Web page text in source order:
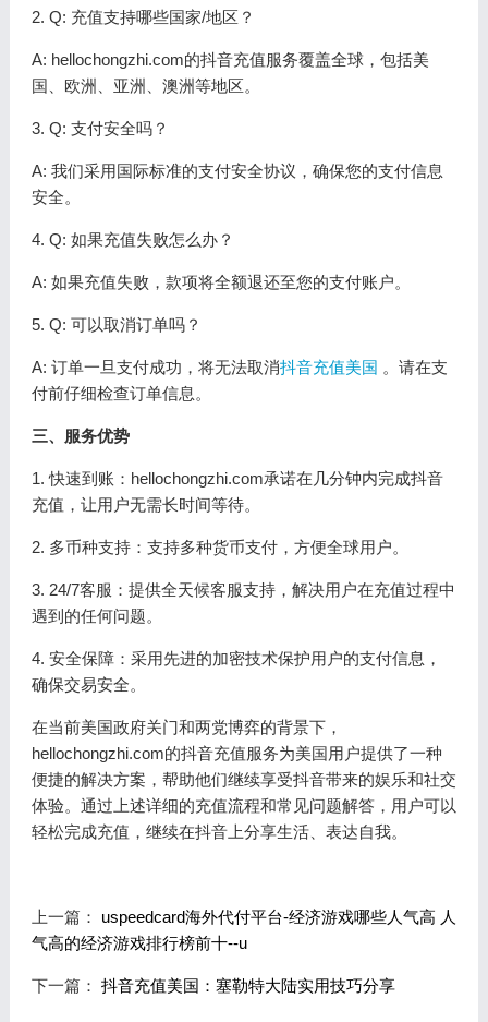
2. Q: 充值支持哪些国家/地区？
A: hellochongzhi.com的抖音充值服务覆盖全球，包括美
国、欧洲、亚洲、澳洲等地区。
3. Q: 支付安全吗？
A: 我们采用国际标准的支付安全协议，确保您的支付信息
安全。
4. Q: 如果充值失败怎么办？
A: 如果充值失败，款项将全额退还至您的支付账户。
5. Q: 可以取消订单吗？
A: 订单一旦支付成功，将无法取消抖音充值美国 。请在支
付前仔细检查订单信息。
三、服务优势
1. 快速到账：hellochongzhi.com承诺在几分钟内完成抖音
充值，让用户无需长时间等待。
2. 多币种支持：支持多种货币支付，方便全球用户。
3. 24/7客服：提供全天候客服支持，解决用户在充值过程中
遇到的任何问题。
4. 安全保障：采用先进的加密技术保护用户的支付信息，
确保交易安全。
在当前美国政府关门和两党博弈的背景下，
hellochongzhi.com的抖音充值服务为美国用户提供了一种
便捷的解决方案，帮助他们继续享受抖音带来的娱乐和社交
体验。通过上述详细的充值流程和常见问题解答，用户可以
轻松完成充值，继续在抖音上分享生活、表达自我。
上一篇： uspeedcard海外代付平台-经济游戏哪些人气高 人
气高的经济游戏排行榜前十--u
下一篇： 抖音充值美国：塞勒特大陆实用技巧分享